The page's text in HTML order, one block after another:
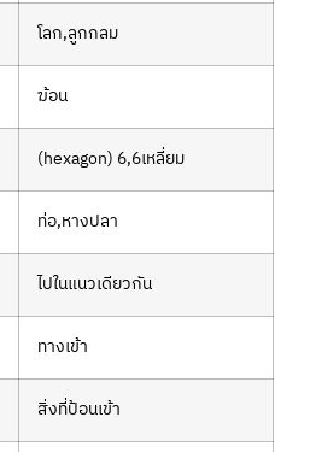
โลก,ลูกกลม
ฆ้อน
(hexagon) 6,6เหลี่ยม
ท่อ,หางปลา
ไปในแนวเดียวกัน
ทางเข้า
สิ่งที่ป้อนเข้า